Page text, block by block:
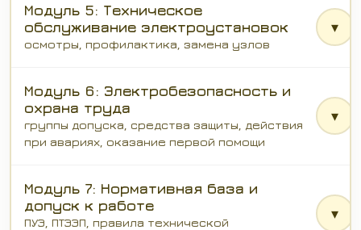
Модуль 5: Техническое
обслуживание электроустановок
осмотры, профилактика, замена узлов
▾
Модуль 6: Электробезопасность и
охрана труда
группы допуска, средства защиты, действия
при авариях, оказание первой помощи
▾
Модуль 7: Нормативная база и
допуск к работе
ПУЭ, ПТЭЭП, правила технической
▾